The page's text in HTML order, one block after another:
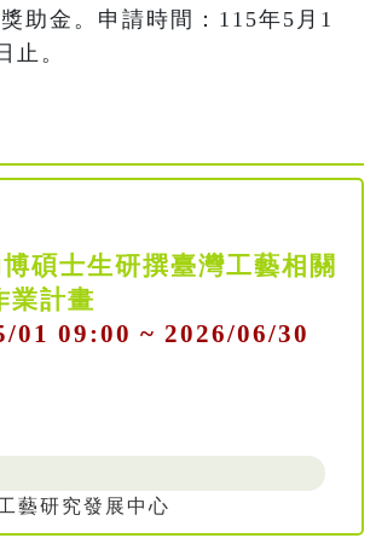
助金。申請時間：115年5月1
止。
碩士生研撰臺灣工藝相關
業計畫
01 09:00 ~ 2026/06/30
藝研究發展中心